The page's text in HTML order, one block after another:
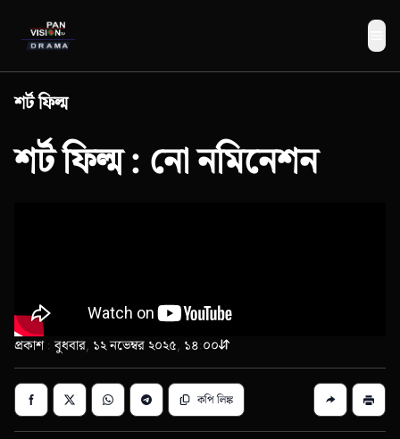
শর্ট ফিল্ম
শর্ট ফিল্ম : নো নমিনেশন
প্রকাশ : বুধবার, ১২ নভেম্বর ২০২৫, ১৪:০০
কপি লিঙ্ক